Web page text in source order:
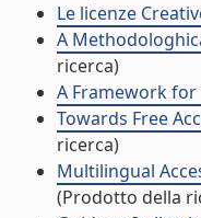
Le licenze
A
ricerca)
A Framework
Towards Free
ricerca)
Multilingual
(Prodotto della